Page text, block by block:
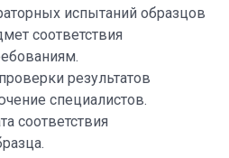
испытаний образцов
соответствия
результатов
специалистов.
соответствия